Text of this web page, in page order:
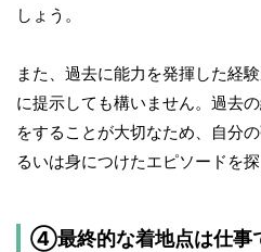
しょう。
また、過去に能力を発揮した経
に提示しても構いません。過去
をすることが大切なため、自分
るいは身につけたエピソードを探
④最終的な着地点は仕事